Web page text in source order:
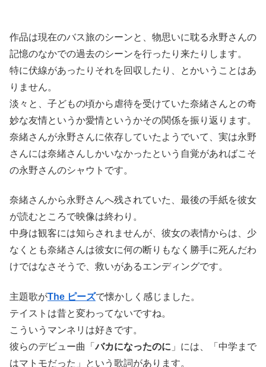
作品は現在のバス旅のシーンと、物思いに耽る永野さんの
記憶のなかでの過去のシーンを行ったり来たりします。
特に伏線があったりそれを回収したり、とかいうことはあ
りません。
淡々と、子どもの頃から虐待を受けていた奈緒さんとの奇
妙な友情というか愛情というかその関係を振り返ります。
奈緒さんが永野さんに依存していたようでいて、実は永野
さんには奈緒さんしかいなかったという自覚があればこそ
の永野さんのシャウトです。
奈緒さんから永野さんへ残されていた、最後の手紙を彼女
が読むところで映像は終わり。
中身は観客には知らされませんが、彼女の表情からは、少
なくとも奈緒さんは彼女に何の断りもなく勝手に死んだわ
けではなさそうで、救いがあるエンディングです。
主題歌がThe ピーズで懐かしく感じました。
テイストは昔と変わってないですね。
こういうマンネリは好きです。
彼らのデビュー曲「バカになったのに 」には、「中学まで
はマトモだった」という歌詞があります。